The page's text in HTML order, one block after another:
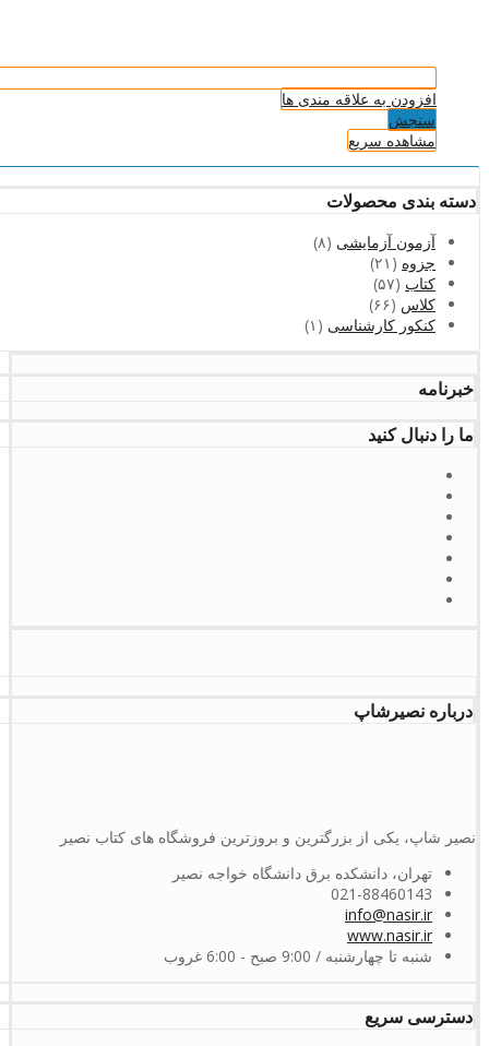
افزودن به علاقه مندی ها
سنجش
مشاهده سریع
دسته بندی محصولات
آزمون آزمایشی (۸)
جزوه (۲۱)
کتاب (۵۷)
کلاس (۶۶)
کنکور کارشناسی (۱)
خبرنامه
ما را دنبال کنید
درباره نصیرشاپ
نصیر شاپ، یکی از بزرگترین و بروزترین فروشگاه های کتاب نصیر
تهران، دانشکده برق دانشگاه خواجه نصیر
021-88460143
info@nasir.ir
www.nasir.ir
شنبه تا چهارشنبه / 9:00 صبح - 6:00 غروب
دسترسی سریع